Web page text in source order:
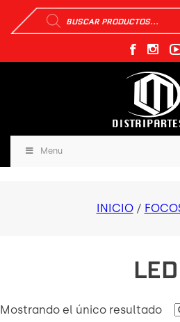
Búsqueda
de
productos
Menu
INICIO/
LED
Mostrando el único resultado